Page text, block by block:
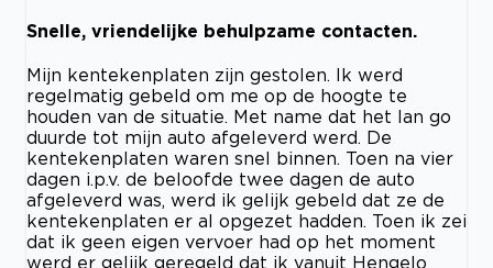
Snelle, vriendelijke behulpzame contacten.
Mijn kentekenplaten zijn gestolen. Ik werd
regelmatig gebeld om me op de hoogte te
houden van de situatie. Met name dat het lan go
duurde tot mijn auto afgeleverd werd. De
kentekenplaten waren snel binnen. Toen na vier
dagen i.p.v. de beloofde twee dagen de auto
afgeleverd was, werd ik gelijk gebeld dat ze de
kentekenplaten er al opgezet hadden. Toen ik zei
dat ik geen eigen vervoer had op het moment
werd er gelijk geregeld dat ik vanuit Hengelo